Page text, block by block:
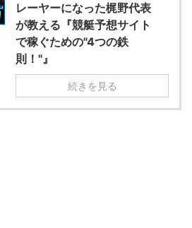
レーヤーになった梶野代表
が教える『競艇予想サイト
で稼ぐための"4つの鉄
則！"』
続きを見る